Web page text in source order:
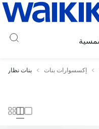
إكسسوارات بنات بنات